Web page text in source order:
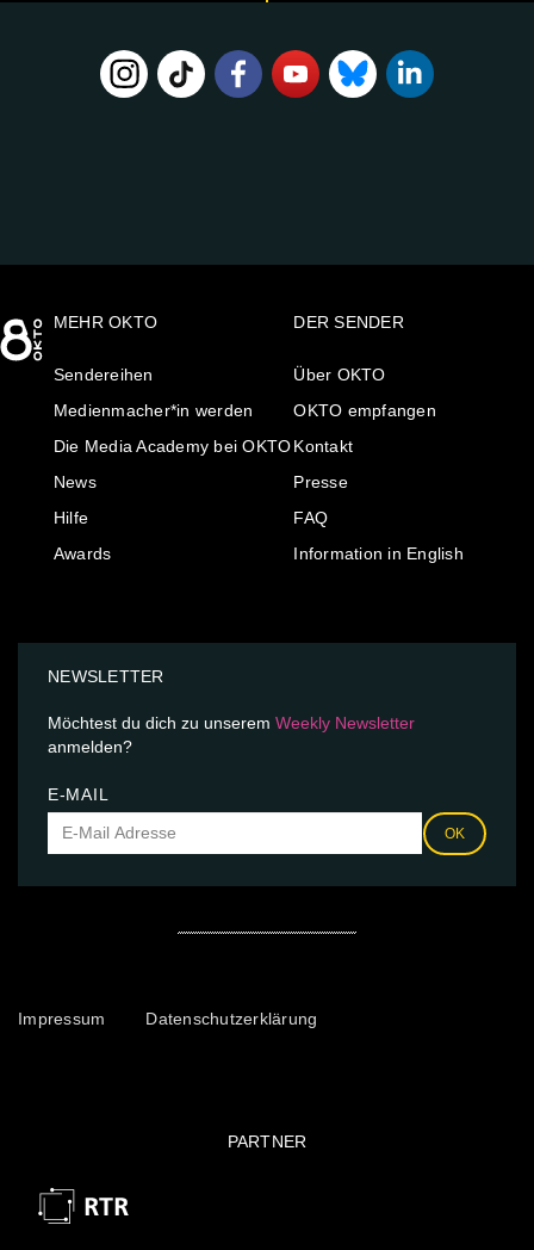
MEHR OKTO
Sendereihen
Medienmacher*in werden
Die Media Academy bei OKTO
News
Hilfe
Awards
DER SENDER
Über OKTO
OKTO empfangen
Kontakt
Presse
FAQ
Information in English
NEWSLETTER
Möchtest du dich zu unserem Weekly Newsletter
anmelden?
E-MAIL
OK
Impressum Datenschutzerklärung
PARTNER